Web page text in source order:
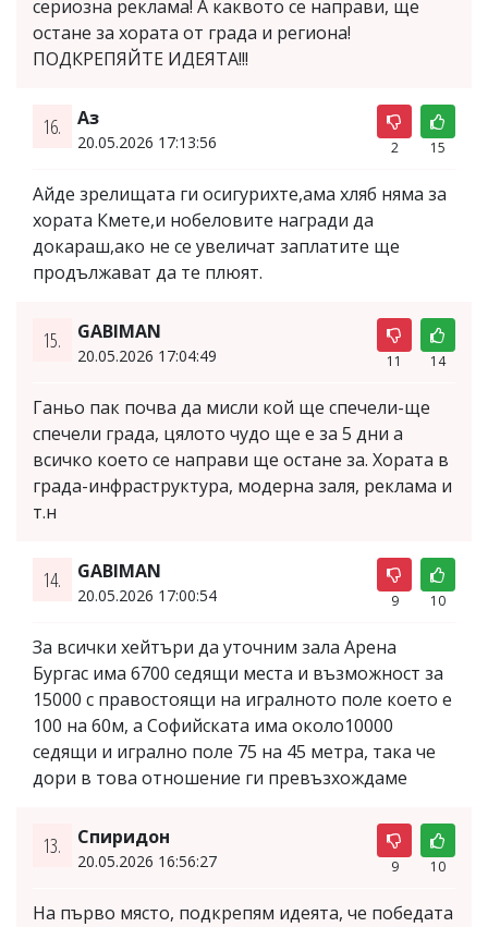
сериозна реклама! А каквото се направи, ще
остане за хората от града и региона!
ПОДКРЕПЯЙТЕ ИДЕЯТА!!!
16. Аз
20.05.2026 17:13:56 2 15
Айде зрелищата ги осигурихте,ама хляб няма за
хората Кмете,и нобеловите награди да
докараш,ако не се увеличат заплатите ще
продължават да те плюят.
15. GABIMAN
20.05.2026 17:04:49 11 14
Ганьо пак почва да мисли кой ще спечели-ще
спечели града, цялото чудо ще е за 5 дни а
всичко което се направи ще остане за. Хората в
града-инфраструктура, модерна заля, реклама и
т.н
14. GABIMAN
20.05.2026 17:00:54 9 10
За всички хейтъри да уточним зала Арена
Бургас има 6700 седящи места и възможност за
15000 с правостоящи на игралното поле което е
100 на 60м, а Софийската има около10000
седящи и игрално поле 75 на 45 метра, така че
дори в това отношение ги превъзхождаме
13. Спиридон
20.05.2026 16:56:27 9 10
На първо място, подкрепям идеята, че победата